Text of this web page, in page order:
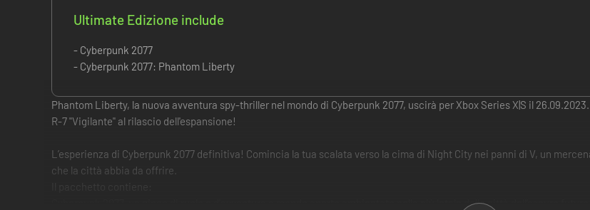
Ultimate Edizione include
- Cyberpunk 2077
- Cyberpunk 2077: Phantom Liberty
Phantom Liberty, la nuova avventura spy-thriller nel mondo di Cyberpunk 2077, uscirà per Xbox Series X|S il
R-7 "Vigilante" al rilascio dell'espansione!
L’esperienza di Cyberpunk 2077 definitiva! Comincia la tua scalata verso la cima di Night City nei panni di V, un
che la città abbia da offrire.
Cyberpunk 2077, un gioco di ruolo e d’avventura a mondo aperto ambientato nella più letale delle città dell’oscuro